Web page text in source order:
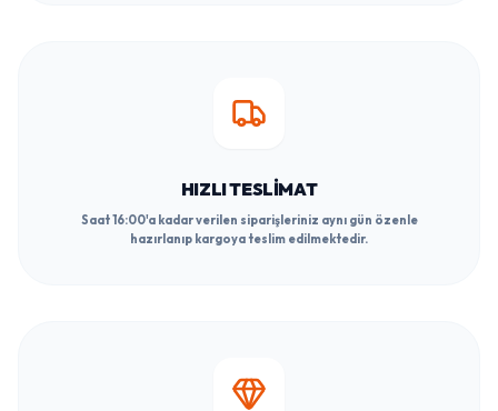
HIZLI TESLIMAT
Saat 16:00'a kadar verilen siparişleriniz aynı gün özenle
hazırlanıp kargoya teslim edilmektedir.